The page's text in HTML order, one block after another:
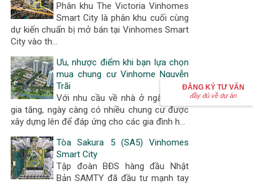
Phân khu The Victoria Vinhomes
Smart City là phân khu cuối cùng
dự kiến chuẩn bị mở bán tại Vinhomes Smart
City vào th…
Ưu, nhược điểm khi bạn lựa chọn
mua chung cư Vinhome Nguyễn
Trãi
Với nhu cầu về nhà ở ngày càng
gia tăng, ngày càng có nhiều chung cư được
xây dựng lên để đáp ứng cho các gia đình h…
Tòa Sakura 5 (SA5) Vinhomes
Smart City
Tập đoàn BĐS hàng đầu Nhật
Bản SAMTY đã đầu tư mạnh tay
ĐĂNG KÝ TƯ VẤN
đầy đủ về dự án